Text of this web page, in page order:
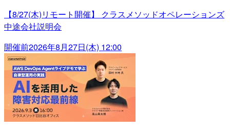
【8/27(木)リモート開催】 クラスメソッドオペレーションズ
中途会社説明会
開催前2026年8月27日(木) 12:00